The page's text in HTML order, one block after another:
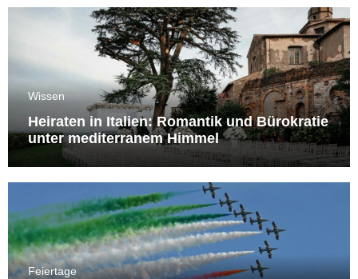
Wissen
Heiraten in Italien: Romantik und Bürokratie
unter mediterranem Himmel
Feiertage